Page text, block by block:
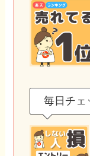
毎日チェ